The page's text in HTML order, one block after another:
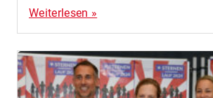
Weiterlesen »